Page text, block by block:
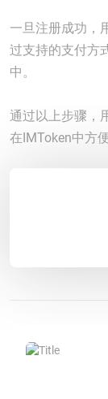
一旦注册成功，
过支持的支付方
中。
通过以上步骤，
在IMToken中方